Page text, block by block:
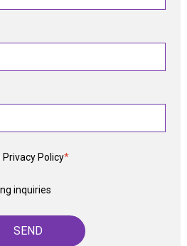
Privacy Policy*
inquiries